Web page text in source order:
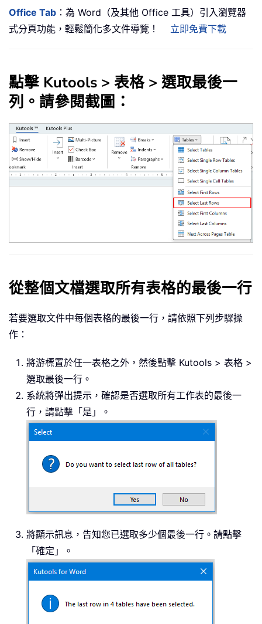
Office Tab ：為 Word（及其他 Office 工具）引入瀏覽器
式分頁功能，輕鬆簡化多文件導覽！
立即免費下載
點擊 Kutools > 表格 > 選取最後一
列。請參閱截圖：
從整個文檔選取所有表格的最後一行
若要選取文件中每個表格的最後一行，請依照下列步驟操
作：
將游標置於任一表格之外，然後點擊 Kutools > 表格 >
選取最後一行。
系統將彈出提示，確認是否選取所有工作表的最後一
行，請點擊「是」。
將顯示訊息，告知您已選取多少個最後一行。請點擊
「確定」。